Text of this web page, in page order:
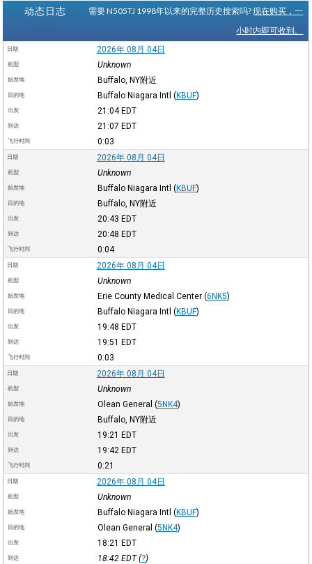
动态日志 需要 N505TJ 1998年以来的完整历史搜索吗?现在购买，一
小时内即可收到。
日期 2026年 08月 04日
机型 Unknown
始发地 Buffalo, NY附近
目的地 Buffalo Niagara Intl (KBUF)
出发 21:04EDT
到达 21:07 EDT
飞行时间 0:03
日期 2026年 08月 04日
机型 Unknown
始发地 Buffalo Niagara Intl (KBUF)
目的地 Buffalo, NY附近
出发 20:43 EDT
到达 20:48 EDT
飞行时间 0:04
日期 2026年 08月 04日
机型 Unknown
始发地 Erie County Medical Center (6NK5)
目的地 Buffalo Niagara Intl (KBUF)
出发 19:48 EDT
到达 19:51 EDT
飞行时间 0:03
日期 2026年 08月 04日
机型 Unknown
始发地 Olean General (5NK4)
目的地 Buffalo, NY附近
出发 19:21 EDT
到达 19:42 EDT
飞行时间 0:21
日期 2026年 08月 04日
机型 Unknown
始发地 Buffalo Niagara Intl (KBUF)
目的地 Olean General (5NK4)
出发 18:21 EDT
到达 18:42 EDT(?)